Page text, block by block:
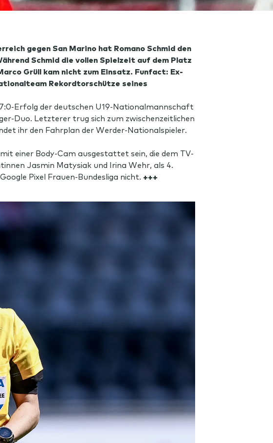
gegen San Marino hat Romano Schmid den
Schmid die vollen Spielzeit auf dem Platz
Grüll kam nicht zum Einsatz. Funfact: Ex-
Rekordtorschütze seines
Erfolg der deutschen U19-Nationalmannschaft
Duo. Letzterer trug sich zum zwischenzeitlichen
ihr den Fahrplan der Werder-Nationalspieler.
einer Body-Cam ausgestattet sein, die dem TV-
Jasmin Matysiak und Irina Wehr, als 4.
Pixel Frauen-Bundesliga nicht. +++